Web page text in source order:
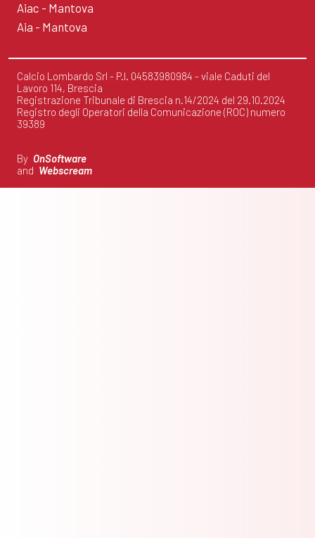
Aiac - Mantova
Aia - Mantova
Calcio Lombardo Srl - P.I. 04583980984 - viale Caduti del
Lavoro 114, Brescia
Registrazione Tribunale di Brescia n.14/2024 del 29.10.2024
Registro degli Operatori della Comunicazione (ROC) numero
39389
By OnSoftware
and Webscream